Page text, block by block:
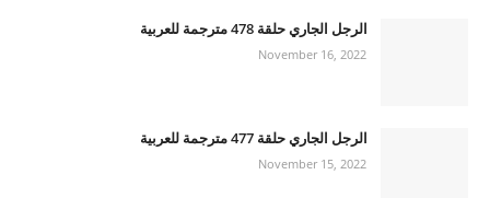
الرجل الجاري حلقة 478 مترجمة للعربية
November 16, 2022
الرجل الجاري حلقة 477 مترجمة للعربية
November 15, 2022